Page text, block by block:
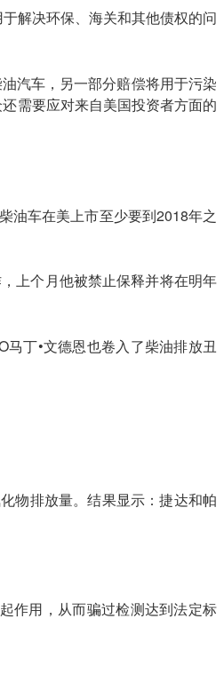
解决环保、海关和其他债权的问
汽车，另一部分赔偿将用于污染
需要应对来自美国投资者方面的
油车在美上市至少要到2018年之
上个月他被禁止保释并将在明年
丁•文德恩也卷入了柴油排放丑
物排放量。结果显示：捷达和帕
作用，从而骗过检测达到法定标